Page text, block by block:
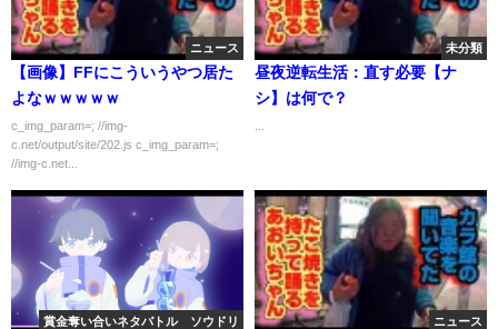
ニュース
【画像】FFにこういうやつ居た
よなｗｗｗｗｗ
c_img_param=; //img-
c.net/output/site/202.js c_img_param=;
//img-c.net...
未分類
昼夜逆転生活：直す必要【ナ
シ】は何で？
賞金奪い合いネタバトル ソウドリ ニュース